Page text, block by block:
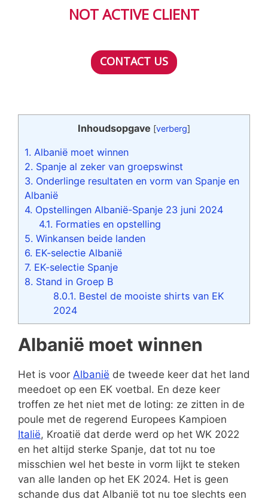
NOT ACTIVE CLIENT
CONTACT US
Inhoudsopgave [verberg]
1. Albanië moet winnen
2. Spanje al zeker van groepswinst
3. Onderlinge resultaten en vorm van Spanje en
Albanië
4. Opstellingen Albanië-Spanje 23 juni 2024
4.1. Formaties en opstelling
5. Winkansen beide landen
6. EK-selectie Albanië
7. EK-selectie Spanje
8. Stand in Groep B
8.0.1. Bestel de mooiste shirts van EK
2024
Albanië moet winnen
Het is voor Albanië de tweede keer dat het land
meedoet op een EK voetbal. En deze keer
troffen ze het niet met de loting: ze zitten in de
poule met de regerend Europees Kampioen
Italië, Kroatië dat derde werd op het WK 2022
en het altijd sterke Spanje, dat tot nu toe
misschien wel het beste in vorm lijkt te steken
van alle landen op het EK 2024. Het is geen
schande dus dat Albanië tot nu toe slechts een